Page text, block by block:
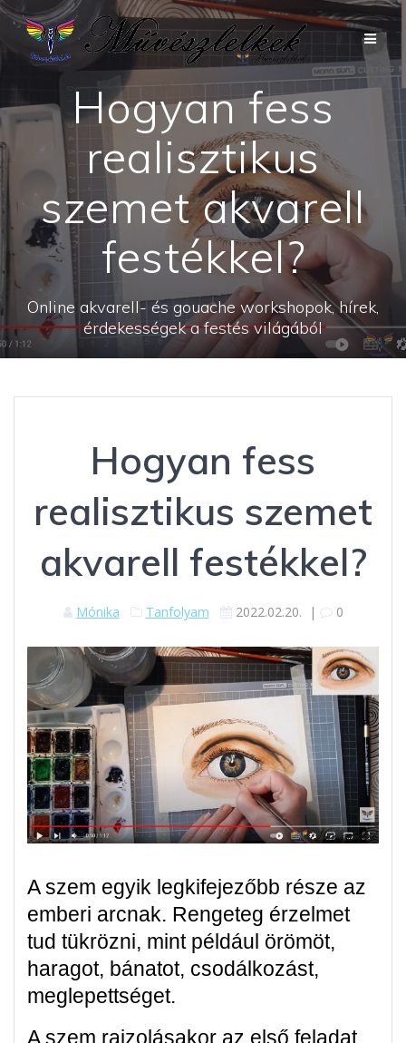
Skip
to
content
Hogyan fess
realisztikus
szemet akvarell
festékkel?
Online akvarell- és gouache workshopok, hírek,
érdekességek a festés világából
Hogyan fess
realisztikus szemet
akvarell festékkel?
Mónika Tanfolyam 2022.02.20. | 0
A szem egyik legkifejezőbb része az
emberi arcnak. Rengeteg érzelmet
tud tükrözni, mint például örömöt,
haragot, bánatot, csodálkozást,
meglepettséget.
A szem rajzolásakor az első feladat,